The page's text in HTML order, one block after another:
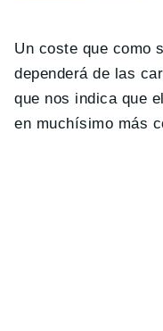
Un coste que como
dependerá de las
que nos indica que
en muchísimo más